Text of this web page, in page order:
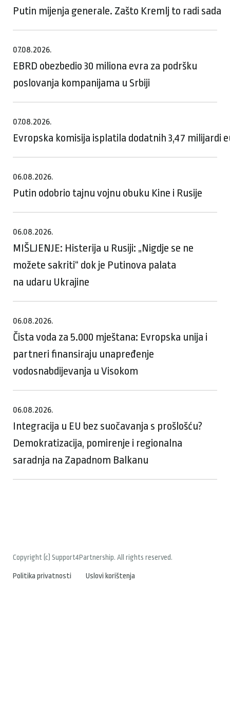
Putin mijenja generale. Zašto Kremlj to radi sada
07.08.2026.
EBRD obezbedio 30 miliona evra za podršku
poslovanja kompanijama u Srbiji
07.08.2026.
Evropska komisija isplatila dodatnih 3,47 milijardi
06.08.2026.
Putin odobrio tajnu vojnu obuku Kine i Rusije
06.08.2026.
MIŠLJENJE: Histerija u Rusiji: „Nigdje se ne
možete sakriti“ dok je Putinova palata
na udaru Ukrajine
06.08.2026.
Čista voda za 5.000 mještana: Evropska unija i
partneri finansiraju unapređenje
vodosnabdijevanja u Visokom
06.08.2026.
Integracija u EU bez suočavanja s prošlošću?
Demokratizacija, pomirenje i regionalna
saradnja na Zapadnom Balkanu
Copyright (c) Support4Partnership. All rights reserved.
Politika privatnosti Uslovi korištenja